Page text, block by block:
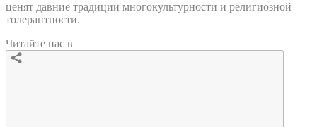
ценят давние традиции многокультурности и религиозной
толерантности.
Читайте нас в